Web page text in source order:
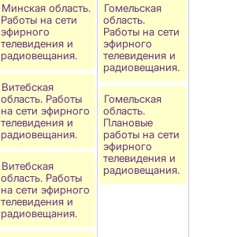
Минская область.
Работы на сети
эфирного
телевидения и
радиовещания.
Витебская
область. Работы
на сети эфирного
телевидения и
радиовещания.
Витебская
область. Работы
на сети эфирного
телевидения и
радиовещания.
Гомельская
область.
Работы на сети
эфирного
телевидения и
радиовещания.
Гомельская
область.
Плановые
работы на сети
эфирного
телевидения и
радиовещания.